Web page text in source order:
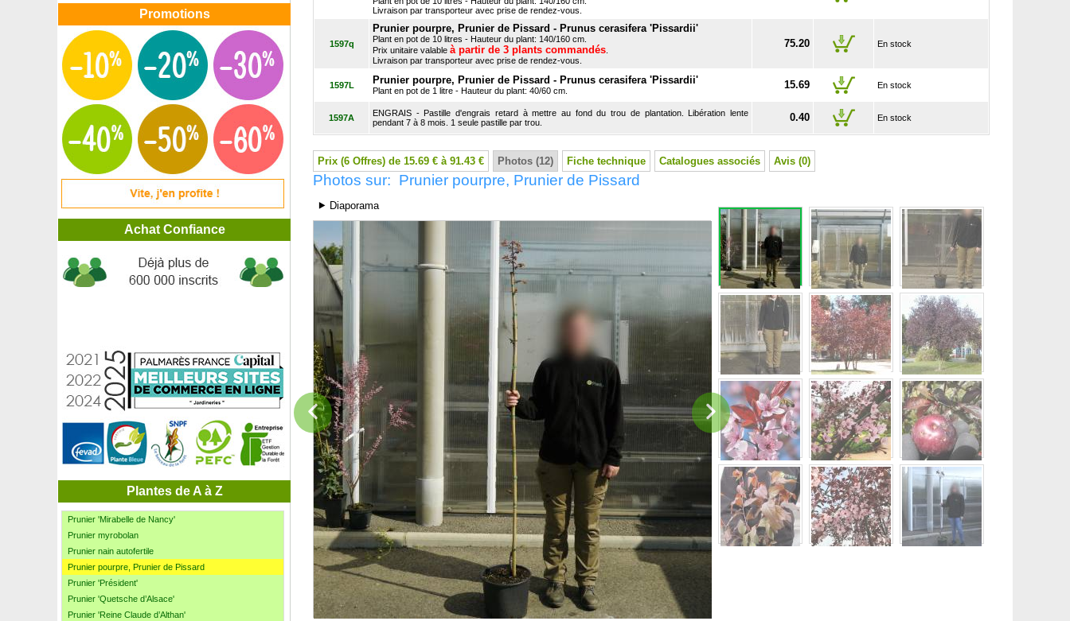
Promotions
Achat Confiance
Plantes de A à Z
Pommier de Kei, Pomme caffre
Pommier 'Fuji'
Pommier 'Gala'
Pommier 'Golden delicious'
Pommier 'Granny Smith'
Pommier 'Juliet'
Pommier nain autofertile
Pommier nain colonnaire
Pommier perpetu 'Evereste'
Pommier 'Reine des reinettes'
Pommier 'Reinette grise du Canada'
Pommier 'Starkrimson'
Potentille arbustive Blanche
Potentille arbustive Jaune
Potentille arbustive Orange
Pourpier vivace blanc
Pourpier vivace carmin
Pourpier vivace jaune
Pourpier vivace orange
Pourpier vivace rouge
Prêle d'hiver, Prêle américaine
Prêle du Japon
Prunier 'd'Ente', Pruneau d'Agen
Prunier du Natal
Prunier 'Mirabelle de Nancy'
Prunier myrobolan
Prunier nain autofertile
Prunier pourpre, Prunier de Pissard
Prunier 'Président'
Prunier 'Quetsche d’Alsace'
Prunier 'Reine Claude d’Althan'
Livraison par transporteur avec prise de rendez-vous.
1597q
Prunier pourpre, Prunier de Pissard - Prunus cerasifera 'Pissardii'
Plant en pot de 10 litres - Hauteur du plant: 140/160 cm.
Prix unitaire valable à partir de 3 plants commandés
Livraison par transporteur avec prise de rendez-vous.
75.20 En stock
1597L Prunier pourpre, Prunier de Pissard - Prunus cerasifera 'Pissardii'
Plant en pot de 1 litre - Hauteur du plant: 40/60 cm. 15.69 En stock
1597A
ENGRAIS - Pastille d'engrais retard à mettre au fond du trou de plantation. Libération lente
pendant 7 à 8 mois. 1 seule pastille par trou.
0.40 En stock
Prix (6 Offres) de 15.69 € à 91.43 € Photos (12) Fiche technique Catalogues associés Avis (0)
Photos sur: Prunier pourpre, Prunier de Pissard
⯈ Diaporama